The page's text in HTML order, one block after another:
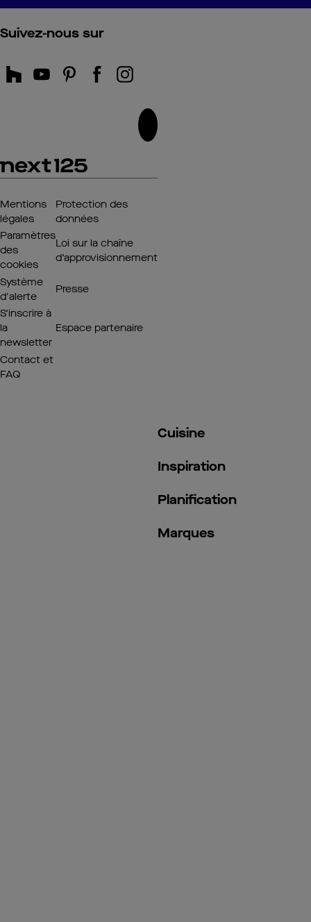
Cuisine
Inspiration
Planification
Marques
Mentions
légales
Protection des
données
Paramètres
des
cookies
Loi sur la chaîne
d’approvisionnement
Système
d'alerte
Presse
S’inscrire à
la
newsletter
Espace partenaire
Contact et
FAQ
Suivez-nous sur